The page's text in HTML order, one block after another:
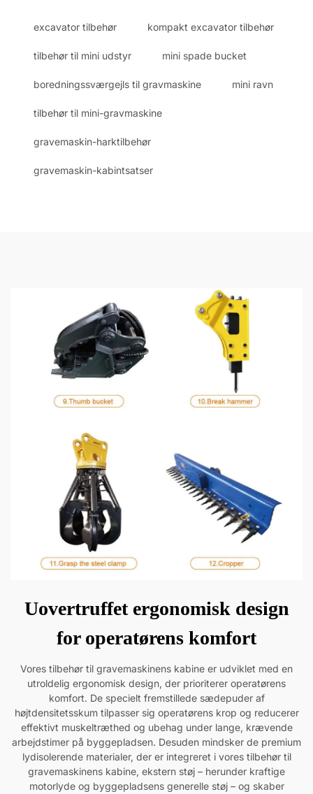
excavator tilbehør kompakt excavator tilbehør
tilbehør til mini udstyr mini spade bucket
boredningssværgejls til gravmaskine mini ravn
tilbehør til mini-gravmaskine
gravemaskin-harktilbehør
gravemaskin-kabintsatser
Uovertruffet ergonomisk design
for operatørens komfort
Vores tilbehør til gravemaskinens kabine er udviklet med en
utroldelig ergonomisk design, der prioriterer operatørens
komfort. De specielt fremstillede sædepuder af
højtdensitetsskum tilpasser sig operatørens krop og reducerer
effektivt muskeltræthed og ubehag under lange, krævende
arbejdstimer på byggepladsen. Desuden mindsker de premium
lydisolerende materialer, der er integreret i vores tilbehør til
gravemaskinens kabine, ekstern støj – herunder kraftige
motorlyde og byggepladsens generelle støj – og skaber